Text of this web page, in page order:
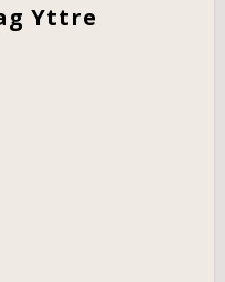
Yttre